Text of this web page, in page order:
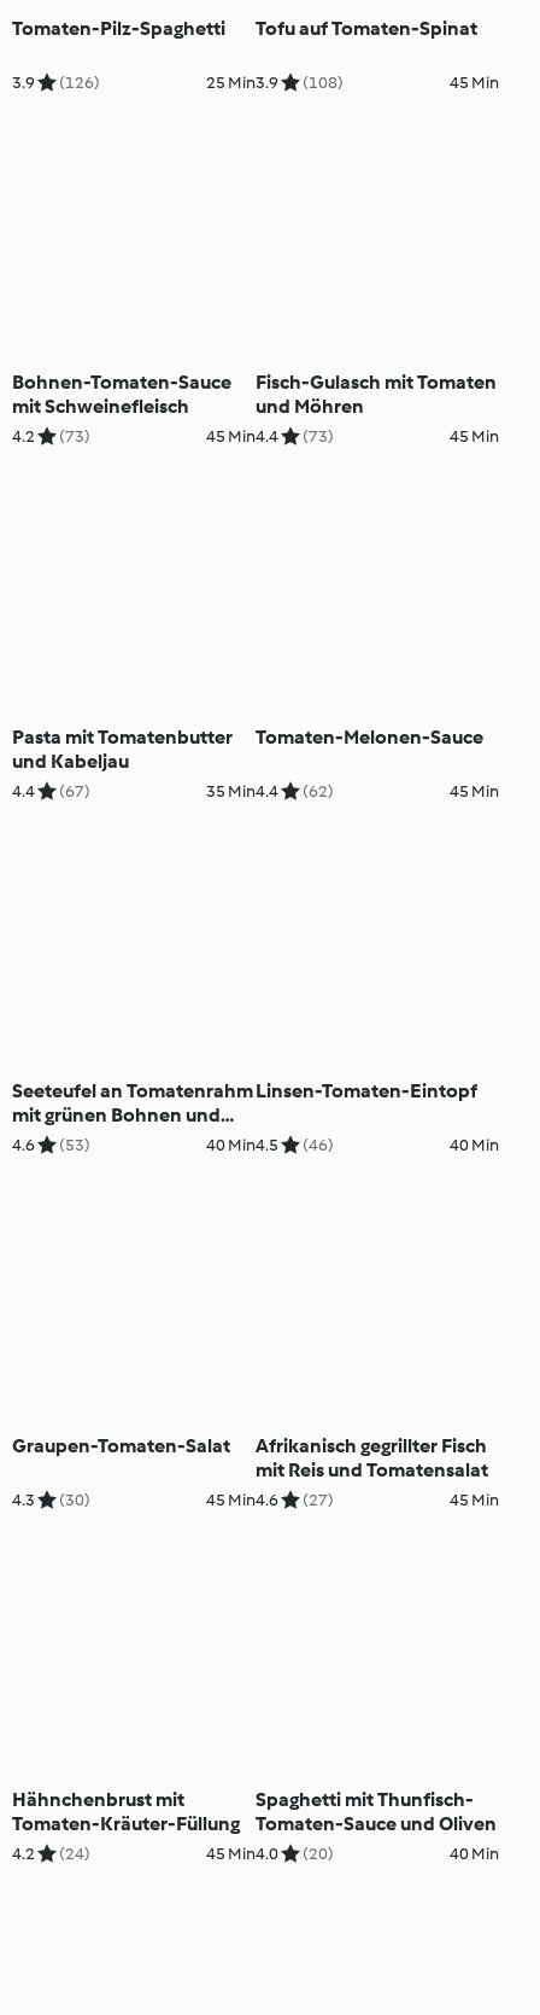
Tomaten-Pilz-Spaghetti
3.9 (126) 25 Min
Tofu auf Tomaten-Spinat
3.9 (108) 45 Min
Bohnen-Tomaten-Sauce
mit Schweinefleisch
4.2 (73) 45 Min
Fisch-Gulasch mit Tomaten
und Möhren
4.4 (73) 45 Min
Pasta mit Tomatenbutter
und Kabeljau
4.4 (67) 35 Min
Tomaten-Melonen-Sauce
4.4 (62) 45 Min
Seeteufel an Tomatenrahm
mit grünen Bohnen und
Grillkartoffeln
4.6 (53) 40 Min
Linsen-Tomaten-Eintopf
4.5 (46) 40 Min
Graupen-Tomaten-Salat
4.3 (30) 45 Min
Afrikanisch gegrillter Fisch
mit Reis und Tomatensalat
4.6 (27) 45 Min
Hähnchenbrust mit
Tomaten-Kräuter-Füllung
4.2 (24) 45 Min
Spaghetti mit Thunfisch-
Tomaten-Sauce und Oliven
4.0 (20) 40 Min